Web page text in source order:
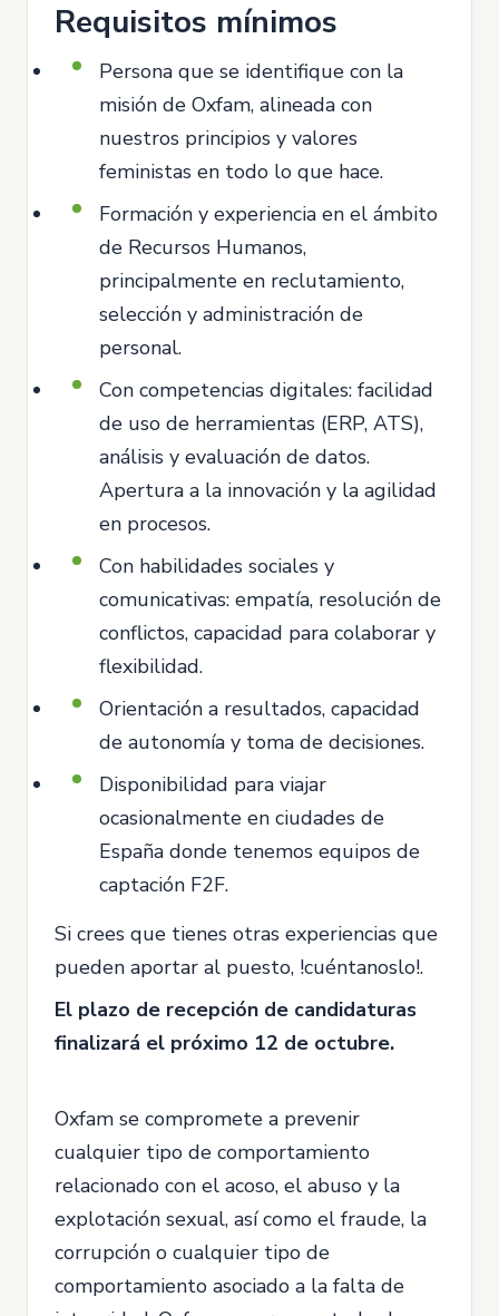
Requisitos mínimos
Persona que se identifique con la
misión de Oxfam, alineada con
nuestros principios y valores
feministas en todo lo que hace.
Formación y experiencia en el ámbito
de Recursos Humanos,
principalmente en reclutamiento,
selección y administración de
personal.
Con competencias digitales: facilidad
de uso de herramientas (ERP, ATS),
análisis y evaluación de datos.
Apertura a la innovación y la agilidad
en procesos.
Con habilidades sociales y
comunicativas: empatía, resolución de
conflictos, capacidad para colaborar y
flexibilidad.
Orientación a resultados, capacidad
de autonomía y toma de decisiones.
Disponibilidad para viajar
ocasionalmente en ciudades de
España donde tenemos equipos de
captación F2F.
Si crees que tienes otras experiencias que
pueden aportar al puesto, !cuéntanoslo!.
El plazo de recepción de candidaturas
finalizará el próximo 12 de octubre.
Oxfam se compromete a prevenir
cualquier tipo de comportamiento
relacionado con el acoso, el abuso y la
explotación sexual, así como el fraude, la
corrupción o cualquier tipo de
comportamiento asociado a la falta de